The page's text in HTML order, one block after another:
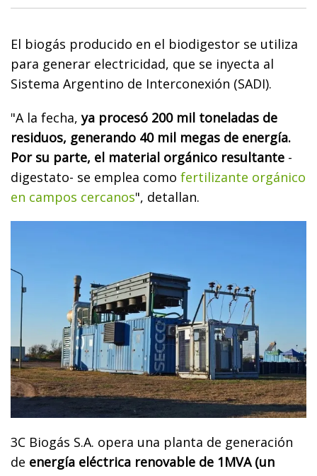
El biogás producido en el biodigestor se utiliza
para generar electricidad, que se inyecta al
Sistema Argentino de Interconexión (SADI).
"A la fecha,ya procesó 200 mil toneladas de
residuos, generando 40 mil megas de energía.
Por su parte, el material orgánico resultante -
digestato- se emplea como fertilizante orgánico
en campos cercanos", detallan.
3C Biogás S.A. opera una planta de generación
de energía eléctrica renovable de 1MVA (un